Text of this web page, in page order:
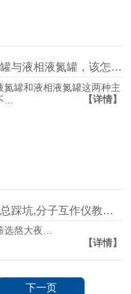
气相液氮罐与液相液氮罐，该怎么选？
氮罐和液相液氮罐这两种主
…
【详情】
靶点筛选总踩坑,分子互作仪教你轻松逆袭！
选熬大夜…
【详情】
下一页